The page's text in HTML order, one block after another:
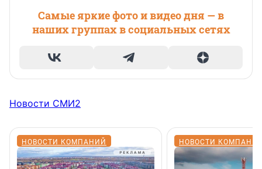
Самые яркие фото и видео дня — в
наших группах в социальных сетях
Новости СМИ2
НОВОСТИ КОМПАНИЙ НОВОСТИ